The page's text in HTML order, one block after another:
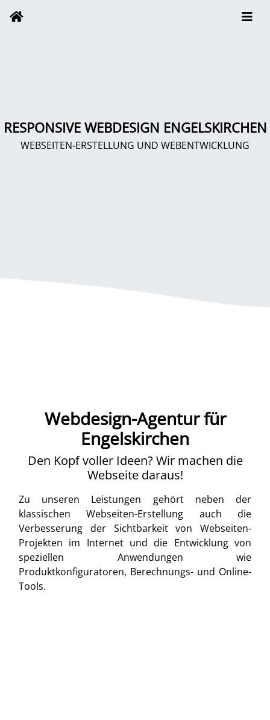
RESPONSIVE WEBDESIGN ENGELSKIRCHEN
WEBSEITEN-ERSTELLUNG UND WEBENTWICKLUNG
Webdesign-Agentur für
Engelskirchen
Den Kopf voller Ideen? Wir machen die
Webseite daraus!
Zu unseren Leistungen gehört neben der
klassischen Webseiten-Erstellung auch die
Verbesserung der Sichtbarkeit von Webseiten-
Projekten im Internet und die Entwicklung von
speziellen Anwendungen wie
Produktkonfiguratoren, Berechnungs- und Online-
Tools.